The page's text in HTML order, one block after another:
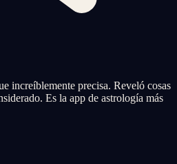
increíblemente precisa. Reveló cosas
Es la app de astrología más